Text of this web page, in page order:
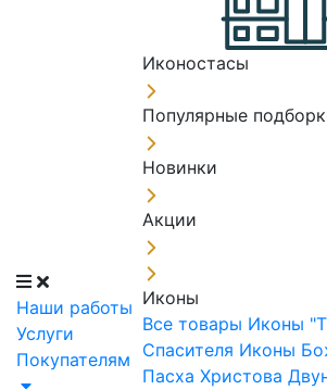
Наши работы
Услуги
Покупателям
Иконостасы
Популярные
Новинки
Акции
Иконы
Все товары Иконы
Спасителя Иконы
Пасха Христова